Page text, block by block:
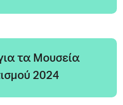
τα Μουσεία
2024